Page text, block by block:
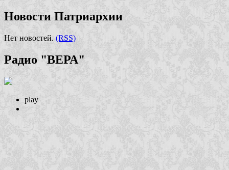
Новости Патриархии
Нет новостей. (RSS)
Радио "ВЕРА"
play